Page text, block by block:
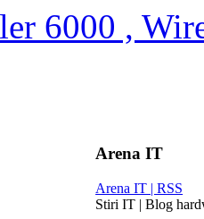
6000 ,
Arena IT
Arena IT | RSS
Stiri IT | Blog